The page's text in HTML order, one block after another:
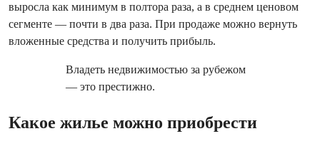
выросла как минимум в полтора раза, а в среднем ценовом
сегменте — почти в два раза. При продаже можно вернуть
вложенные средства и получить прибыль.
Владеть недвижимостью за рубежом
— это престижно.
Какое жилье можно приобрести